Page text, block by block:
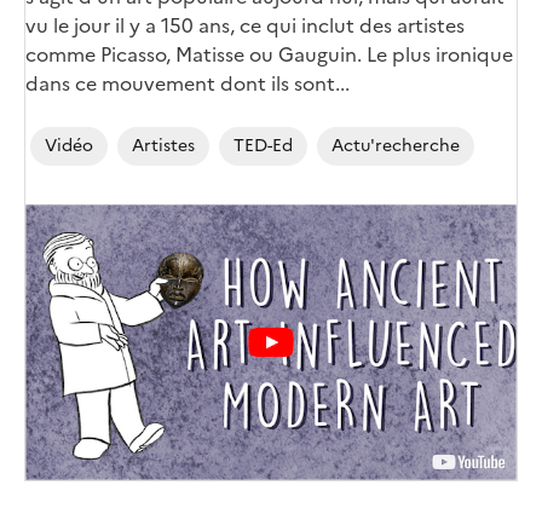
vu le jour il y a 150 ans, ce qui inclut des artistes
comme Picasso, Matisse ou Gauguin. Le plus ironique
dans ce mouvement dont ils sont...
Vidéo Artistes TED-Ed Actu'recherche